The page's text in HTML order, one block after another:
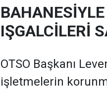
IŞGALCİLERİ
OTSO Başkanı
işletmelerin